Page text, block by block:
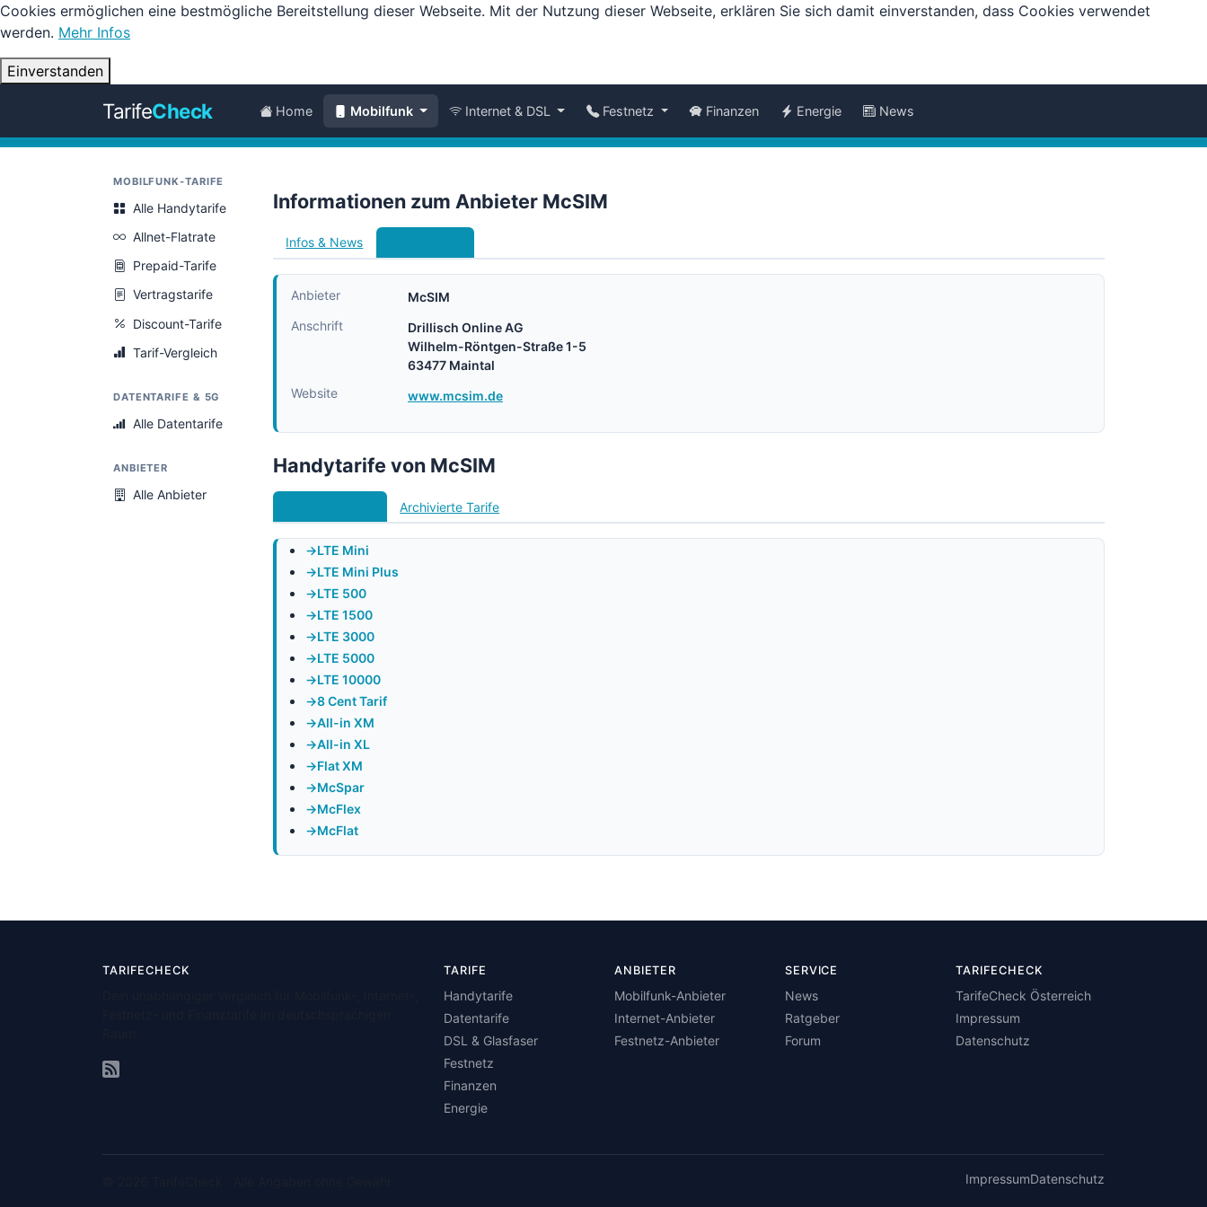
Cookies ermöglichen eine bestmögliche Bereitstellung dieser Webseite. Mit der Nutzung dieser Webseite, erklären Sie sich damit einverstanden, dass Cookies verwendet
werden. Mehr Infos
Einverstanden
TarifeCheck Home Mobilfunk Internet & DSL Festnetz Finanzen Energie News
MOBILFUNK-TARIFE
Alle Handytarife
Allnet-Flatrate
Prepaid-Tarife
Vertragstarife
Discount-Tarife
Tarif-Vergleich
DATENTARIFE & 5G
Alle Datentarife
ANBIETER
Alle Anbieter
Informationen zum Anbieter McSIM
Infos & News
Anbieter
McSIM
Anschrift
Drillisch Online AG
Wilhelm-Röntgen-Straße 1-5
63477 Maintal
Website
www.mcsim.de
Handytarife von McSIM
Archivierte Tarife
LTE Mini
LTE Mini Plus
LTE 500
LTE 1500
LTE 3000
LTE 5000
LTE 10000
8 Cent Tarif
All-in XM
All-in XL
Flat XM
McSpar
McFlex
McFlat
TARIFECHECK TARIFE
Handytarife
Datentarife
DSL & Glasfaser
Festnetz
Finanzen
Energie
ANBIETER
Mobilfunk-Anbieter
Internet-Anbieter
Festnetz-Anbieter
SERVICE
News
Ratgeber
Forum
TARIFECHECK
TarifeCheck Österreich
Impressum
Datenschutz
ImpressumDatenschutz